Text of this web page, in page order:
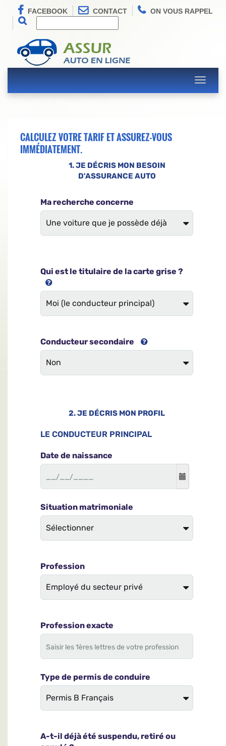
FACEBOOK CONTACT ON VOUS RAPPEL
Toggle
CALCULEZ VOTRE TARIF ET ASSUREZ-VOUS
IMMÉDIATEMENT.